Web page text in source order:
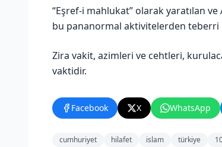
“Eşref-i mahlukat” olarak yaratılan
bu pananormal aktivitelerden
Zira vakit, azimleri ve cehtleri,
vaktidir.
Facebook X WhatsApp
cumhuriyet hilafet islam türkiye